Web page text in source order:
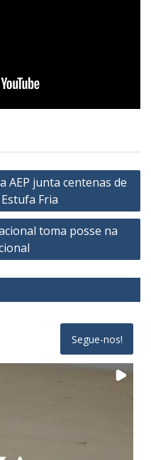
AEP junta centenas de
Fria
toma posse na
Segue-nos!